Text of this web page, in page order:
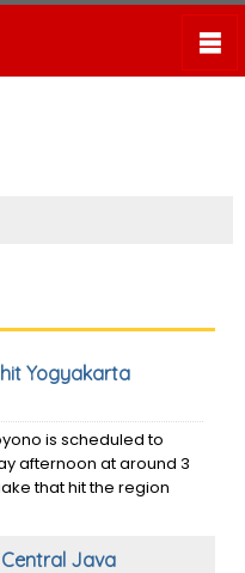
Yogyakarta
is scheduled to
afternoon at around 3
that hit the region
Java